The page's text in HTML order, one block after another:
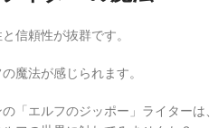
信頼性が抜群です。
魔法が感じられます。
「エルフのジッポー」ライターは、